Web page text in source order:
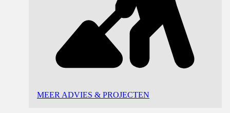
MEER ADVIES & PROJECTEN